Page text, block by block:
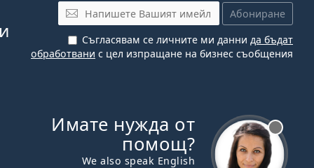
Имейл
Абониране
Съгласявам се личните ми данни да бъдат
обработвани с цел изпращане на бизнес съобщения
Имате нужда от
помощ?
We also speak English